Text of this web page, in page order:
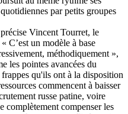
par petits groupes
Vincent Tourret, le
C’est un modèle à base
méthodiquement »,
les pointes avancées du
qu'ils ont à la disposition
commencent à baisser
russe patine, voire
complètement compenser les